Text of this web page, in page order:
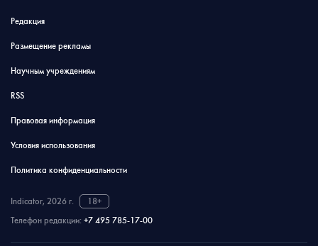
Редакция
Размещение рекламы
Научным учреждениям
RSS
Правовая информация
Условия использования
Политика конфиденциальности
Indicator, 2026 г.
18+
Телефон редакции: +7 495 785-17-00